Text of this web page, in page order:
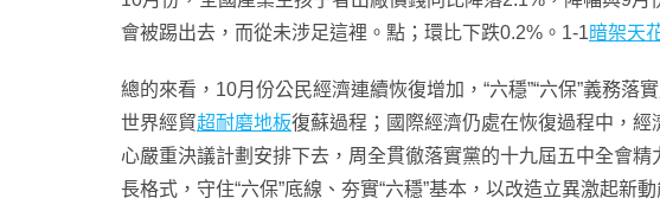
會被踢出去，而從未涉足這裡。點；環比下跌0.2%。1-1暗架天
總的來看，10月份公民經濟連續恢復增加，“六穩”“六保”義務
世界經貿超耐磨地板復蘇過程；國際經濟仍處在恢復過程中，
心嚴重決議計劃安排下去，周全貫徹落實黨的十九屆五中全會
長格式，守住“六保”底線、夯實“六穩”基本，以改造立異激起新